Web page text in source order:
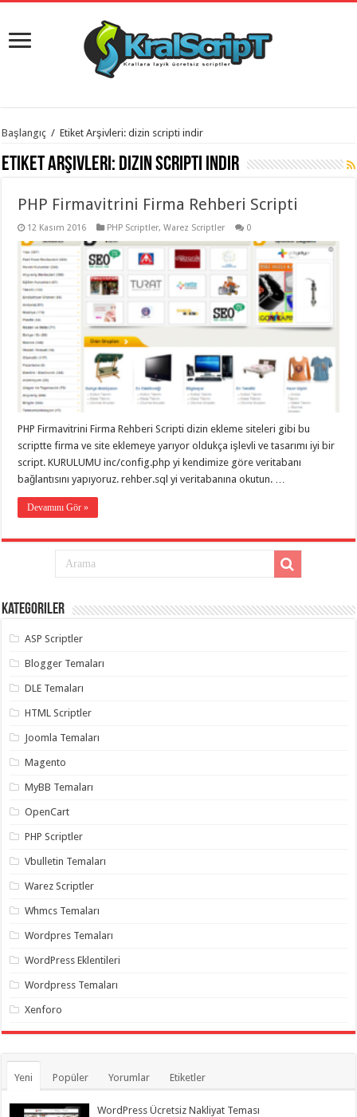
istanbul
evden
eve
organizasyon,
evden
taşımacılık
evden
taşımacılık
gaziantep
evden
taşımacılık
evden
taşımacılık,
gaziantep
evden
gaziantep
evden
taşımacılık ,
gaziantep
taşımacılık,
evden
taşımacılık,
gaziantep
taşıma,
evden
taşımacılık,
gaziantep
organizasyon
gaziantep
organizasyon,
gaziantep
organizasyon
gaziantep
gaziantep
gaziantep
gaziantep
twitter
hilesi ,
takipçi
instagram
hilesi ,
Başlangıç / Etiket Arşivleri: dizin scripti indir
Etiket Arşivleri: dizin scripti indir
PHP Firmavitrini Firma Rehberi Scripti
12 Kasım 2016 PHP Scriptler,Warez Scriptler 0
PHP Firmavitrini Firma Rehberi Scripti dizin ekleme siteleri gibi bu
scriptte firma ve site eklemeye yarıyor oldukça işlevli ve tasarımı iyi bir
script. KURULUMU inc/config.php yi kendimize göre veritabanı
bağlantısını yapıyoruz. rehber.sql yi veritabanına okutun. …
Devamını Gör »
Kategoriler
ASP Scriptler
Blogger Temaları
DLE Temaları
HTML Scriptler
Joomla Temaları
Magento
MyBB Temaları
OpenCart
PHP Scriptler
Vbulletin Temaları
Warez Scriptler
Whmcs Temaları
Wordpres Temaları
WordPress Eklentileri
Wordpress Temaları
Xenforo
Yeni Popüler Yorumlar Etiketler
WordPress Ücretsiz Nakliyat Teması